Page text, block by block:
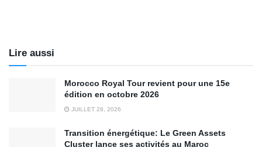
Lire aussi
Morocco Royal Tour revient pour une 15e
édition en octobre 2026
JUILLET 28, 2026
Transition énergétique: Le Green Assets
Cluster lance ses activités au Maroc